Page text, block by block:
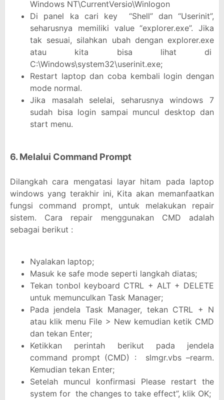
Windows NT\CurrentVersio\Winlogon
Di panel ka cari key “Shell” dan “Userinit”,
seharusnya memiliki value “explorer.exe”. Jika
tak sesuai, silahkan ubah dengan explorer.exe
atau kita bisa lihat di
C:\Windows\system32\userinit.exe;
Restart laptop dan coba kembali login dengan
mode normal.
Jika masalah selelai, seharusnya windows 7
sudah bisa login sampai muncul desktop dan
start menu.
6. Melalui Command Prompt
Dilangkah cara mengatasi layar hitam pada laptop
windows yang terakhir ini, Kita akan memanfaatkan
fungsi command prompt, untuk melakukan repair
sistem. Cara repair menggunakan CMD adalah
sebagai berikut :
Nyalakan laptop;
Masuk ke safe mode seperti langkah diatas;
Tekan tonbol keyboard CTRL + ALT + DELETE
untuk memunculkan Task Manager;
Pada jendela Task Manager, tekan CTRL + N
atau klik menu File > New kemudian ketik CMD
dan tekan Enter;
Ketikkan perintah berikut pada jendela
command prompt (CMD) : slmgr.vbs –rearm.
Kemudian tekan Enter;
Setelah muncul konfirmasi Please restart the
system for the changes to take effect”, klik OK;